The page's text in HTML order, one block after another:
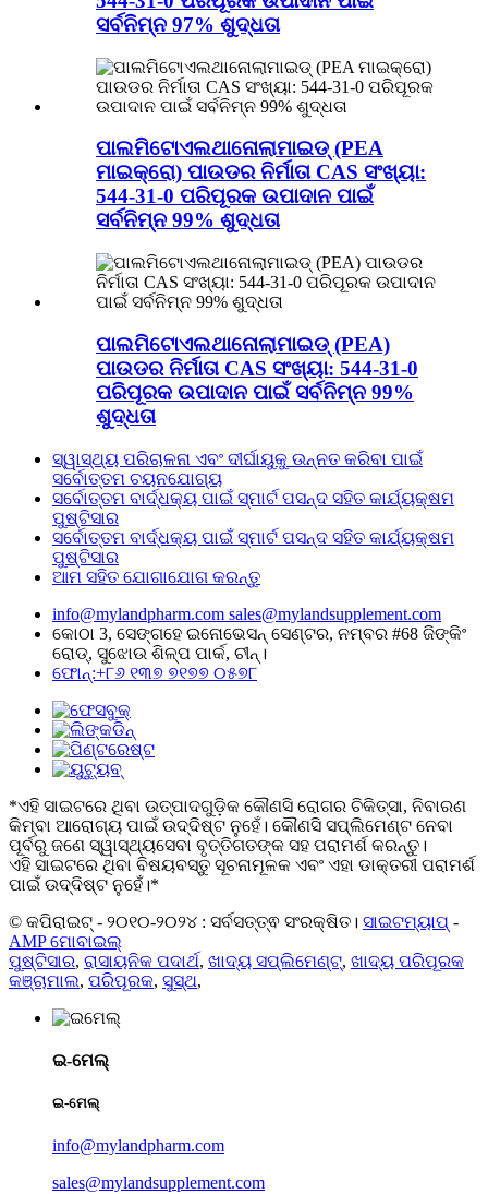
ସର୍ବନିମ୍ନ 97% ଶୁଦ୍ଧତା
ପାଲମିଟୋଏଲଥାନୋଲାମାଇଡ୍ (PEA
ମାଇକ୍ରୋ) ପାଉଡର ନିର୍ମାତା CAS ସଂଖ୍ୟା:
544-31-0 ପରିପୂରକ ଉପାଦାନ ପାଇଁ
ସର୍ବନିମ୍ନ 99% ଶୁଦ୍ଧତା
ପାଲମିଟୋଏଲଥାନୋଲାମାଇଡ୍ (PEA)
ପାଉଡର ନିର୍ମାତା CAS ସଂଖ୍ୟା: 544-31-0
ପରିପୂରକ ଉପାଦାନ ପାଇଁ ସର୍ବନିମ୍ନ 99%
ଶୁଦ୍ଧତା
ସ୍ୱାସ୍ଥ୍ୟ ପରିଚାଳନା ଏବଂ ଦୀର୍ଘାୟୁକୁ ଉନ୍ନତ କରିବା ପାଇଁ
ସର୍ବୋତ୍ତମ ଚୟନଯୋଗ୍ୟ
ସର୍ବୋତ୍ତମ ବାର୍ଦ୍ଧକ୍ୟ ପାଇଁ ସ୍ମାର୍ଟ ପସନ୍ଦ ସହିତ କାର୍ଯ୍ୟକ୍ଷମ
ପୁଷ୍ଟିସାର
ସର୍ବୋତ୍ତମ ବାର୍ଦ୍ଧକ୍ୟ ପାଇଁ ସ୍ମାର୍ଟ ପସନ୍ଦ ସହିତ କାର୍ଯ୍ୟକ୍ଷମ
ପୁଷ୍ଟିସାର
ଆମ ସହିତ ଯୋଗାଯୋଗ କରନ୍ତୁ
info@mylandpharm.com sales@mylandsupplement.com
କୋଠା 3, ସେଙ୍ଗହେ ଇନୋଭେସନ୍ ସେଣ୍ଟର, ନମ୍ବର #68 ଜିଙ୍କିଂ
ରୋଡ୍, ସୁଝୋଉ ଶିଳ୍ପ ପାର୍କ, ଚୀନ୍।
ଫୋନ୍:+୮୬ ୧୩୭ ୭୧୭୭ ୦୫୭୮
*ଏହି ସାଇଟରେ ଥିବା ଉତ୍ପାଦଗୁଡ଼ିକ କୌଣସି ରୋଗର ଚିକିତ୍ସା, ନିବାରଣ
କିମ୍ବା ଆରୋଗ୍ୟ ପାଇଁ ଉଦ୍ଦିଷ୍ଟ ନୁହେଁ। କୌଣସି ସପ୍ଲିମେଣ୍ଟ ନେବା
ପୂର୍ବରୁ ଜଣେ ସ୍ୱାସ୍ଥ୍ୟସେବା ବୃତ୍ତିଗତଙ୍କ ସହ ପରାମର୍ଶ କରନ୍ତୁ।
ଏହି ସାଇଟରେ ଥିବା ବିଷୟବସ୍ତୁ ସୂଚନାମୂଳକ ଏବଂ ଏହା ଡାକ୍ତରୀ ପରାମର୍ଶ
ପାଇଁ ଉଦ୍ଦିଷ୍ଟ ନୁହେଁ।*
© କପିରାଇଟ୍ - ୨୦୧୦-୨୦୨୪ : ସର୍ବସତ୍ତ୍ଵ ସଂରକ୍ଷିତ। ସାଇଟମ୍ୟାପ୍ -
AMP ମୋବାଇଲ୍
ପୁଷ୍ଟିସାର, ରାସାୟନିକ ପଦାର୍ଥ, ଖାଦ୍ୟ ସପ୍ଲିମେଣ୍ଟ୍, ଖାଦ୍ୟ ପରିପୂରକ
କଞ୍ଚାମାଲ, ପରିପୂରକ, ସୁସ୍ଥ,
ଇ-ମେଲ୍
ଇ-ମେଲ୍
info@mylandpharm.com
sales@mylandsupplement.com